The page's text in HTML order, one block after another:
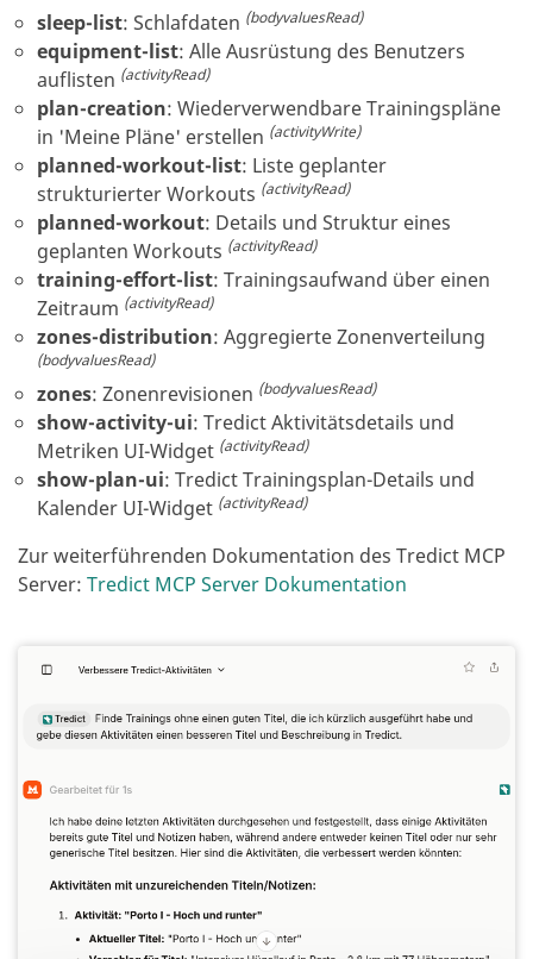
sleep-list: Schlafdaten (bodyvaluesRead)
equipment-list: Alle Ausrüstung des Benutzers
auflisten (activityRead)
plan-creation: Wiederverwendbare Trainingspläne
in 'Meine Pläne' erstellen (activityWrite)
planned-workout-list: Liste geplanter
strukturierter Workouts (activityRead)
planned-workout: Details und Struktur eines
geplanten Workouts (activityRead)
training-effort-list: Trainingsaufwand über einen
Zeitraum (activityRead)
zones-distribution: Aggregierte Zonenverteilung
(bodyvaluesRead)
zones: Zonenrevisionen (bodyvaluesRead)
show-activity-ui: Tredict Aktivitätsdetails und
Metriken UI-Widget (activityRead)
show-plan-ui: Tredict Trainingsplan-Details und
Kalender UI-Widget (activityRead)
Zur weiterführenden Dokumentation des Tredict MCP
Server: Tredict MCP Server Dokumentation